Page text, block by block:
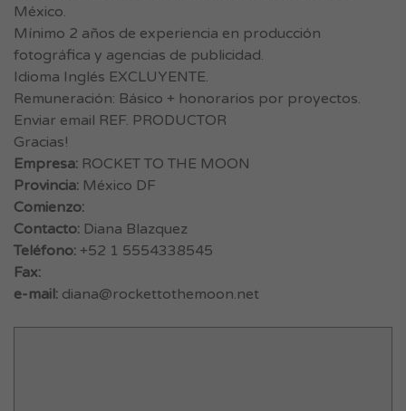
México.
Mínimo 2 años de experiencia en producción
fotográfica y agencias de publicidad.
Idioma Inglés EXCLUYENTE.
Remuneración: Básico + honorarios por proyectos.
Enviar email REF. PRODUCTOR
Gracias!
Empresa: ROCKET TO THE MOON
Provincia: México DF
Comienzo:
Contacto: Diana Blazquez
Teléfono: +52 1 5554338545
Fax:
e-mail: diana@rockettothemoon.net